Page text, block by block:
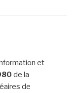
et
de la
de